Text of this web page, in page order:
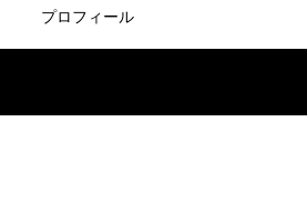
プロフィール